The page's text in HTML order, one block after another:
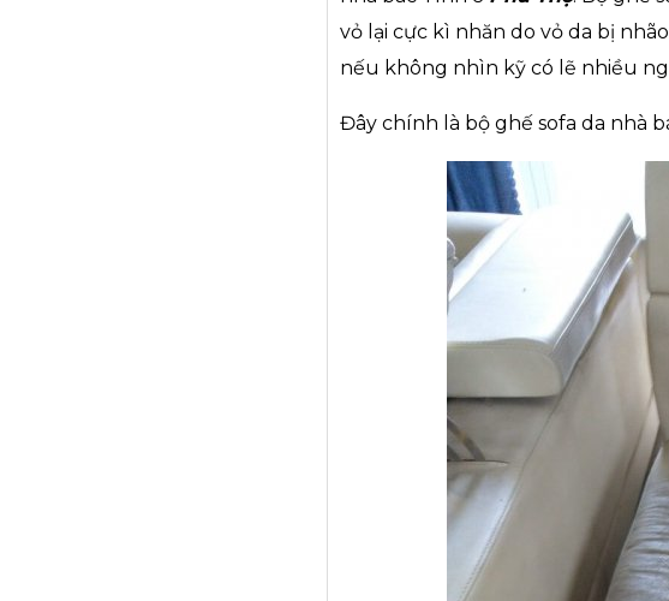
vỏ lại cực kì nhăn do vỏ da bị
nếu không nhìn kỹ có lẽ nhiều
Đây chính là bộ ghế sofa da nhà